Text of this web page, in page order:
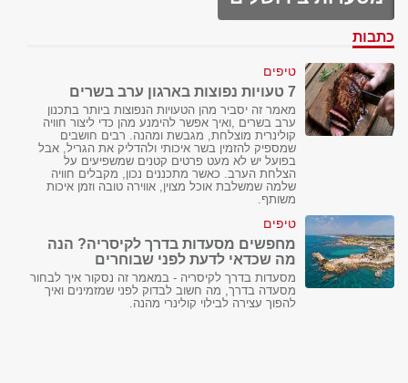
כתבות
טיפים
7 טעויות נפוצות בארגון ערב בשרים
מאמר זה יסביר מהן הטעויות הנפוצות ביותר בתכנון
ערב בשרים ,ואיך אפשר להימנע מהן כדי ליצור חוויה
קולינרית מוצלחת, מגבשת ומהנה. רבים חושבים
שמספיק להזמין בשר איכותי ולהדליק את הגריל, אבל
בפועל יש לא מעט פרטים קטנים שמשפיעים על
הצלחת הערב. כאשר מתכננים נכון, מקבלים חוויה
שלמה שמשלבת אוכל מצוין, אווירה טובה וזמן איכות
משותף.
טיפים
מחפשים מסעדות בדרך לקיסריה? הנה
מה שכדאי לדעת לפני שבוחרים
מסעדות בדרך לקיסריה - במאמר זה נסקור איך לבחור
מסעדה בדרך, מה חשוב לבדוק לפני שמזמינים ואיך
להפוך עצירה לבילוי קולינרי מהנה.